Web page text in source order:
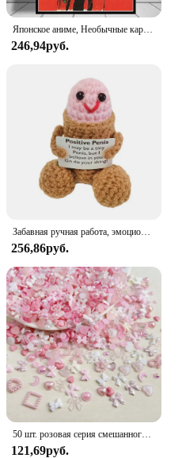
Японское аниме, Необычные картины Джоджо S, необычная Картина на холсте с мультяшным рисунком, подарок, иллюстрация манги, спальня, картина для домашнего декора
246,94руб.
Забавная ручная работа, эмоциональная поддержка, кукла, подарок, вязаная крючком, поощрительная игрушка, украшение для парня, мужа, украшение комнаты
256,86руб.
50 шт. розовая серия смешанного дизайна 3D акриловые украшения для ногтей шармы изысканные акриловые украшения кавайные аксессуары для ногтей «сделай сам»
121,69руб.